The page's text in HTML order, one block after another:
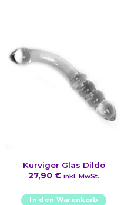
Kurviger Glas Dildo
27,90 € inkl. MwSt.
In den Warenkorb